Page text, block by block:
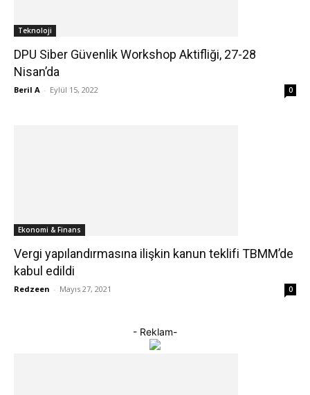
Teknoloji
DPU Siber Güvenlik Workshop Aktifliği, 27-28
Nisan’da
Beril A - Eylül 15, 2022 0
Ekonomi & Finans
Vergi yapılandırmasına ilişkin kanun teklifi TBMM’de
kabul edildi
Redzeen - Mayıs 27, 2021 0
- Reklam-